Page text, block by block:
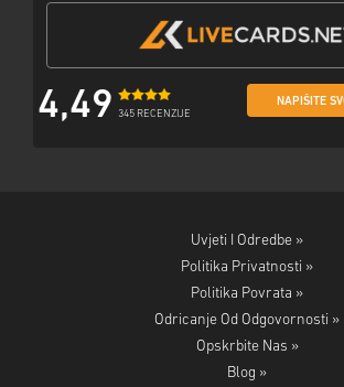
4,49 345 RECENZIJE
NAPIŠITE
Uvjeti I Odredbe »
Politika Privatnosti »
Politika Povrata »
Odricanje Od Odgovornosti »
Opskrbite Nas »
Blog »